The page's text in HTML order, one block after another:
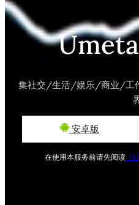
集社交/生活/娱乐/商业/工
安卓版
在使用本服务前请先阅读 《